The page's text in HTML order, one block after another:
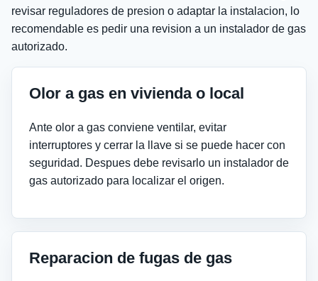
revisar reguladores de presion o adaptar la instalacion, lo
recomendable es pedir una revision a un instalador de gas
autorizado.
Olor a gas en vivienda o local
Ante olor a gas conviene ventilar, evitar
interruptores y cerrar la llave si se puede hacer con
seguridad. Despues debe revisarlo un instalador de
gas autorizado para localizar el origen.
Reparacion de fugas de gas